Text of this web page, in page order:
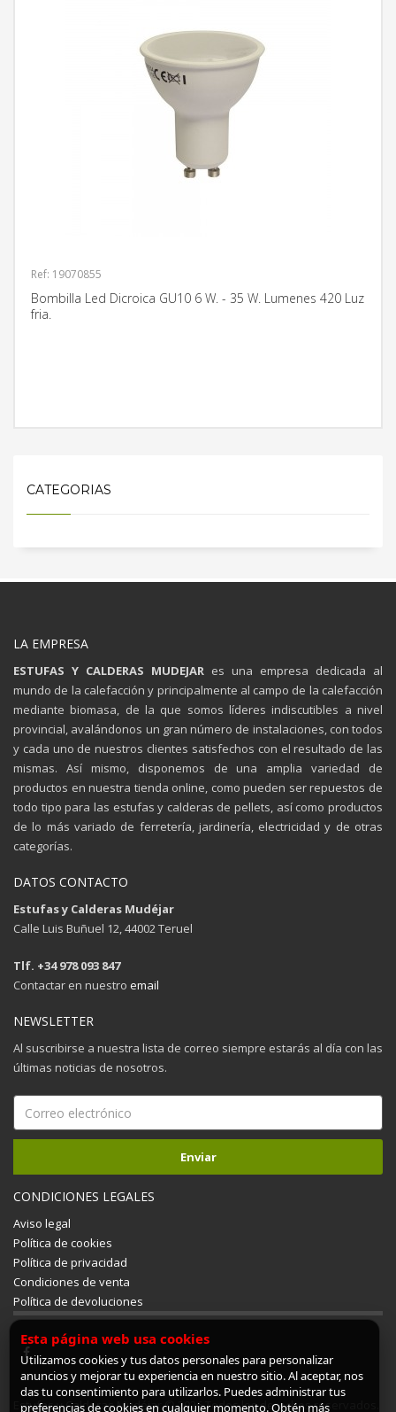
Ref: 19070855
Bombilla Led Dicroica GU10 6 W. - 35 W. Lumenes 420 Luz
fria.
CATEGORIAS
LA EMPRESA
ESTUFAS Y CALDERAS MUDEJAR es una empresa dedicada al
mundo de la calefacción y principalmente al campo de la calefacción
mediante biomasa, de la que somos líderes indiscutibles a nivel
provincial, avalándonos un gran número de instalaciones, con todos
y cada uno de nuestros clientes satisfechos con el resultado de las
mismas. Así mismo, disponemos de una amplia variedad de
productos en nuestra tienda online, como pueden ser repuestos de
todo tipo para las estufas y calderas de pellets, así como productos
de lo más variado de ferretería, jardinería, electricidad y de otras
categorías.
DATOS CONTACTO
Estufas y Calderas Mudéjar
Calle Luis Buñuel 12, 44002 Teruel
Tlf. +34 978 093 847
Contactar en nuestro email
NEWSLETTER
Al suscribirse a nuestra lista de correo siempre estarás al día con las
últimas noticias de nosotros.
CONDICIONES LEGALES
Aviso legal
Política de cookies
Política de privacidad
Condiciones de venta
Política de devoluciones
Estufas y Calderas Mudéjar © 2026 Todos los derechos reservados.
Esta página web usa cookies
Utilizamos cookies y tus datos personales para personalizar
anuncios y mejorar tu experiencia en nuestro sitio. Al aceptar, nos
das tu consentimiento para utilizarlos. Puedes administrar tus
preferencias de cookies en cualquier momento. Obtén más